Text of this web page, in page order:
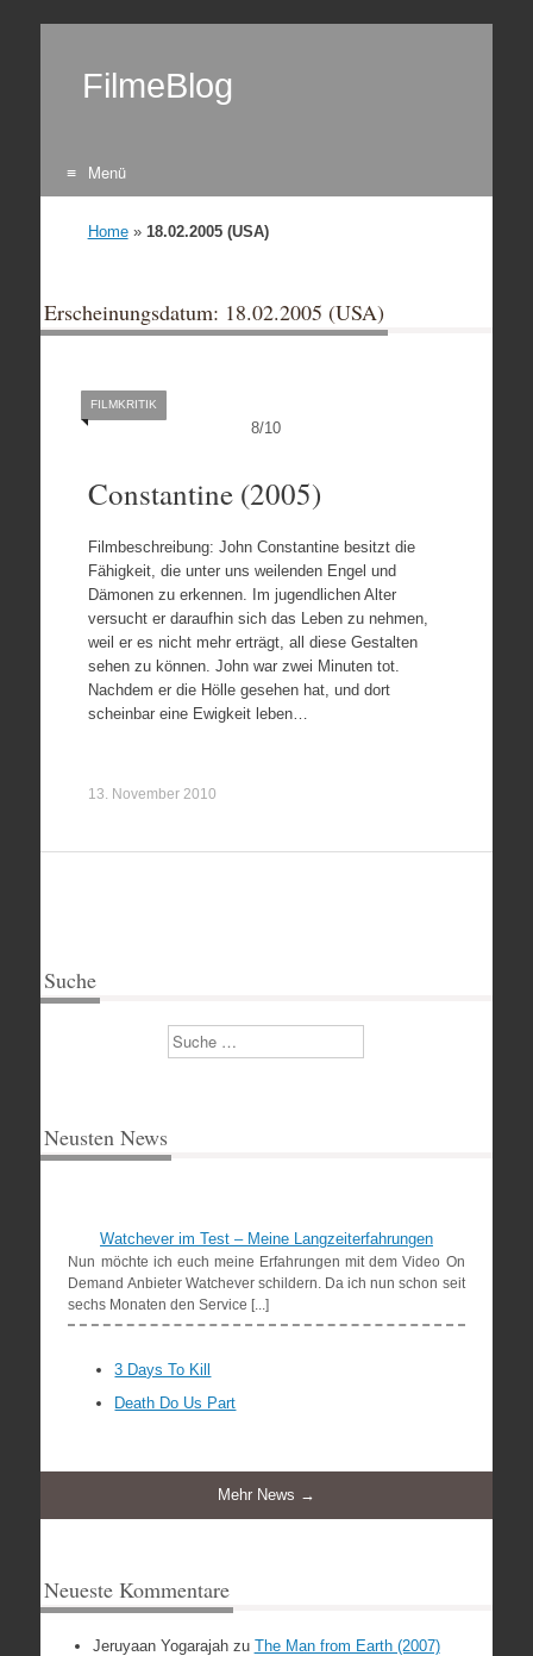
FilmeBlog
Menü
Home» 18.02.2005 (USA)
Erscheinungsdatum: 18.02.2005 (USA)
8/10
FILMKRITIK
Constantine (2005)
Filmbeschreibung: John Constantine besitzt die
Fähigkeit, die unter uns weilenden Engel und
Dämonen zu erkennen. Im jugendlichen Alter
versucht er daraufhin sich das Leben zu nehmen,
weil er es nicht mehr erträgt, all diese Gestalten
sehen zu können. John war zwei Minuten tot.
Nachdem er die Hölle gesehen hat, und dort
scheinbar eine Ewigkeit leben…
13. November 2010
Suche
Suchen
Neusten News
Watchever im Test – Meine Langzeiterfahrungen
Nun möchte ich euch meine Erfahrungen mit dem Video On
Demand Anbieter Watchever schildern. Da ich nun schon seit
sechs Monaten den Service [...]
3 Days To Kill
Death Do Us Part
Mehr News →
Neueste Kommentare
Jeruyaan Yogarajahzu The Man from Earth (2007)